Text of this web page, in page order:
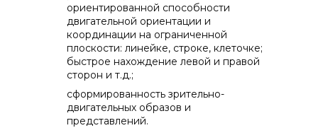
ориентированной способности
двигательной ориентации и
координации на ограниченной
плоскости: линейке, строке, клеточке;
быстрое нахождение левой и правой
сторон и т.д.;
сформированность зрительно-
двигательных образов и
представлений.